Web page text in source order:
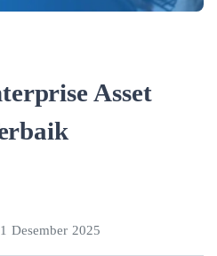
Asset
Desember 2025